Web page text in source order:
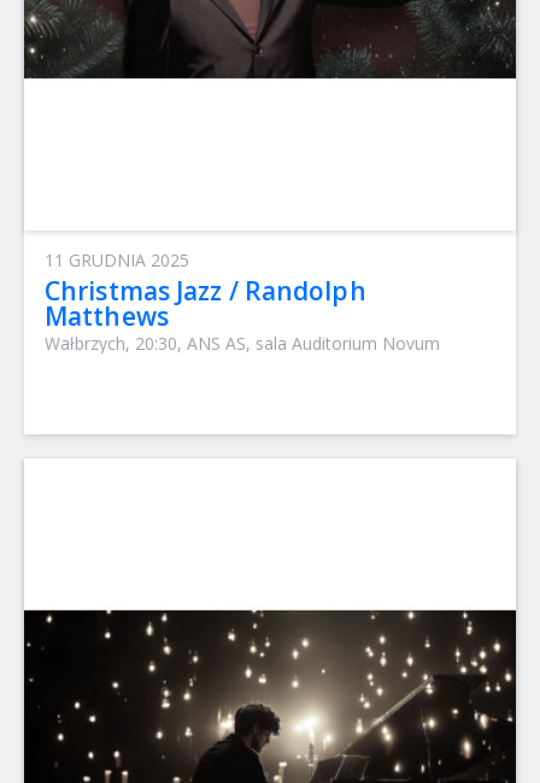
11 GRUDNIA 2025
Christmas Jazz / Randolph
Matthews
Wałbrzych, 20:30, ANS AS, sala Auditorium Novum